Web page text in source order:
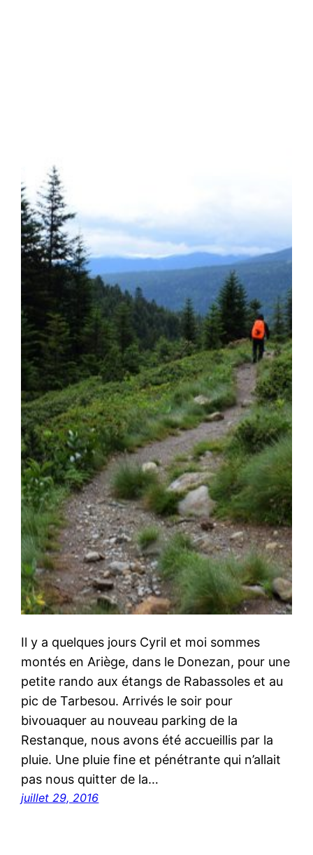
Il y a quelques jours Cyril et moi sommes
montés en Ariège, dans le Donezan, pour une
petite rando aux étangs de Rabassoles et au
pic de Tarbesou. Arrivés le soir pour
bivouaquer au nouveau parking de la
Restanque, nous avons été accueillis par la
pluie. Une pluie fine et pénétrante qui n’allait
pas nous quitter de la…
juillet 29, 2016